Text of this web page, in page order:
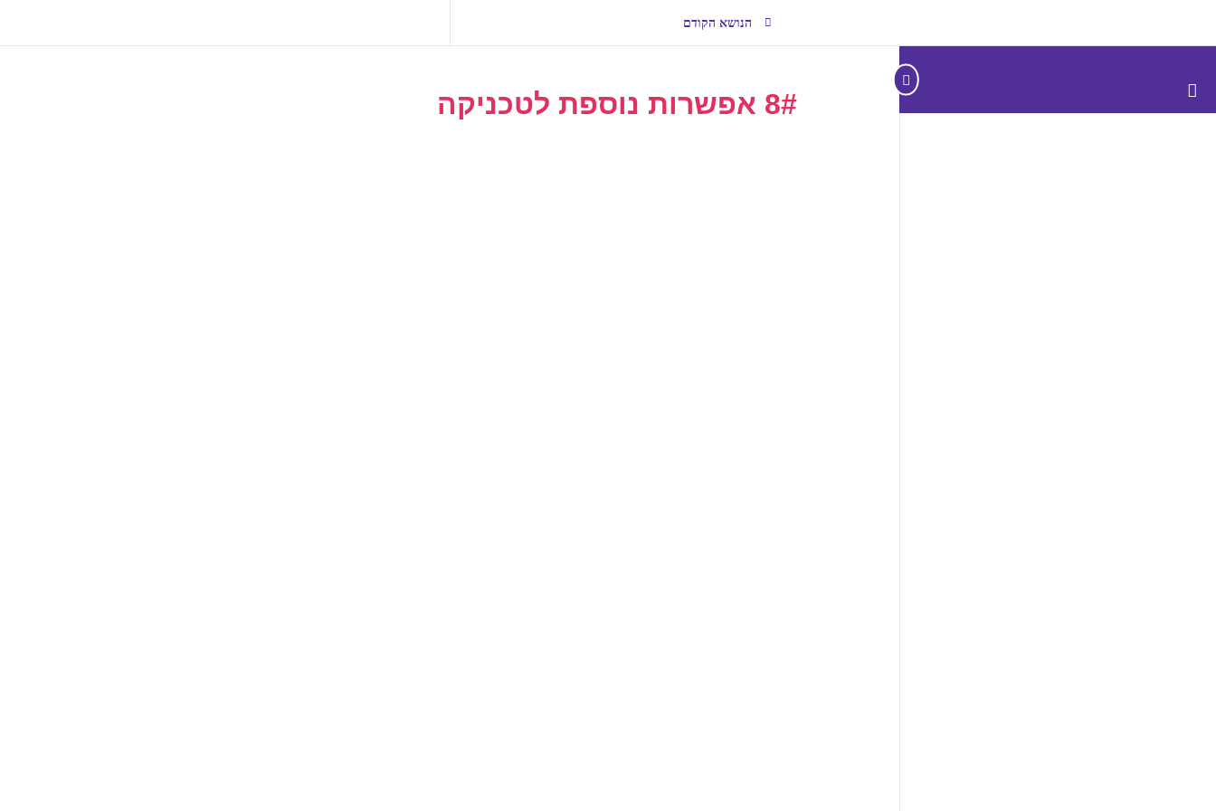
הנושא הקודם
8# אפשרות נוספת לטכניקה